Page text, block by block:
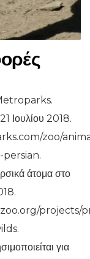
Ιουλίου 2018.
zoo/
άτομα στο
projects/
για